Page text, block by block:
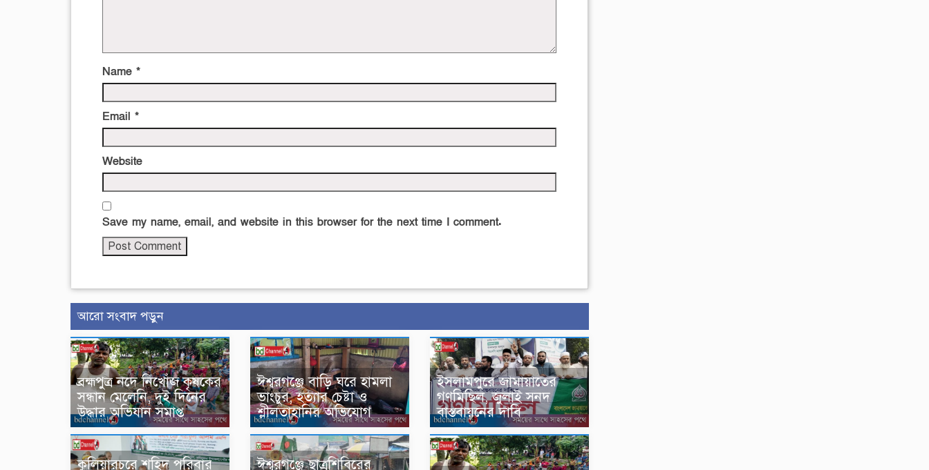
Name *
Email *
Website
Save my name, email, and website in this browser for the next time I comment.
আরো সংবাদ পড়ুন
ব্রহ্মপুত্র নদে নিখোঁজ কৃষকের
সন্ধান মেলেনি, দুই দিনের
উদ্ধার অভিযান সমাপ্ত
ঈশ্বরগঞ্জে বাড়ি ঘরে হামলা
ভাংচুর, হত্যার চেষ্টা ও
শ্লীলতাহানির অভিযোগ
ইসলামপুরে জামায়াতের
গণমিছিল, জুলাই সনদ
বাস্তবায়নের দাবি
কুলিয়ারচরে শহিদ পরিবার ঈশ্বরগঞ্জে ছাত্রশিবিরের